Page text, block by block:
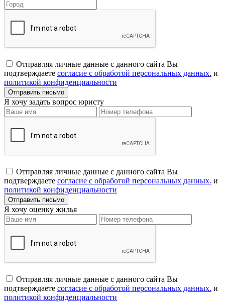
Отправляя личные данные с данного сайта Вы
подтверждаете согласие с обработой персональных данных. и
политикой конфиденциальности
Я хочу задать вопрос юристу
Отправляя личные данные с данного сайта Вы
подтверждаете согласие с обработой персональных данных. и
политикой конфиденциальности
Я хочу оценку жилья
Отправляя личные данные с данного сайта Вы
подтверждаете согласие с обработой персональных данных. и
политикой конфиденциальности